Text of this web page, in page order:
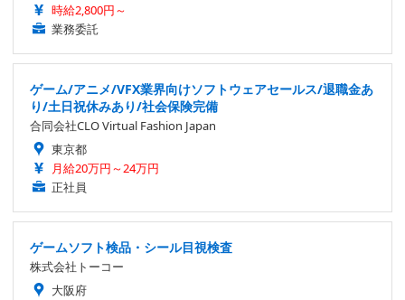
時給2,800円～
業務委託
ゲーム/アニメ/VFX業界向けソフトウェアセールス/退職金あ
り/土日祝休みあり/社会保険完備
合同会社CLO Virtual Fashion Japan
東京都
月給20万円～24万円
正社員
ゲームソフト検品・シール目視検査
株式会社トーコー
大阪府